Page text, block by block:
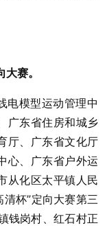
赛。
模型运动管理中
广东省住房和城乡
厅、广东省文化厅
心、广东省户外运
从化区太平镇人民
杯”定向大赛第三
钱岗村、红石村正